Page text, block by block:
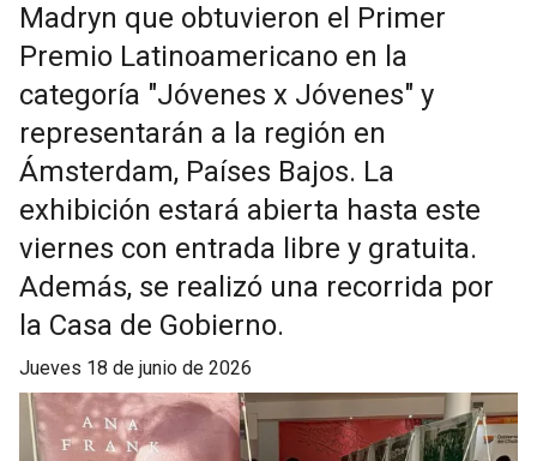
Madryn que obtuvieron el Primer
Premio Latinoamericano en la
categoría "Jóvenes x Jóvenes" y
representarán a la región en
Ámsterdam, Países Bajos. La
exhibición estará abierta hasta este
viernes con entrada libre y gratuita.
Además, se realizó una recorrida por
la Casa de Gobierno.
jueves 18 de junio de 2026